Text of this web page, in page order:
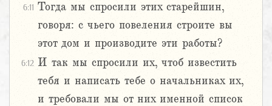
6:11 Тогда мы спросили этих старейшин,
говоря: с чьего повеления строите вы
этот дом и производите эти работы?
6:12 И так мы спросили их, чтоб известить
тебя и написать тебе о начальниках их,
и требовали мы от них именной список